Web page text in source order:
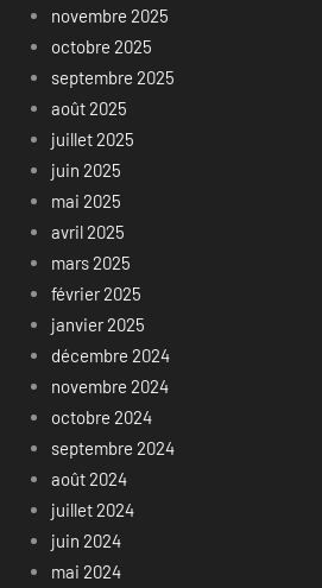
novembre 2025
octobre 2025
septembre 2025
août 2025
juillet 2025
juin 2025
mai 2025
avril 2025
mars 2025
février 2025
janvier 2025
décembre 2024
novembre 2024
octobre 2024
septembre 2024
août 2024
juillet 2024
juin 2024
mai 2024